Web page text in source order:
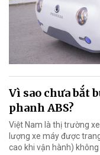
Vì sao chưa bắt
phanh ABS?
Việt Nam là thị trường
lượng xe máy được
cao khi vận hành) không